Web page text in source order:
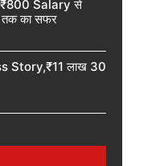
Salary से
का सफर
Story,₹11 लाख 30